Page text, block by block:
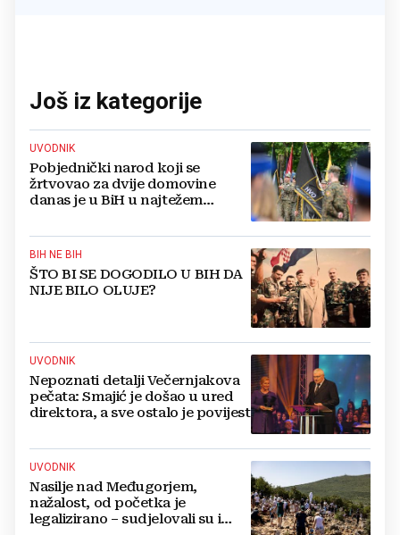
Još iz kategorije
UVODNIK
Pobjednički narod koji se
žrtvovao za dvije domovine
danas je u BiH u najtežem
BIH NE BIH
ŠTO BI SE DOGODILO U BIH DA
NIJE BILO OLUJE?
UVODNIK
Nepoznati detalji Večernjakova
pečata: Smajić je došao u ured
direktora, a sve ostalo je povijest
UVODNIK
Nasilje nad Međugorjem,
nažalost, od početka je
legalizirano – sudjelovali su i